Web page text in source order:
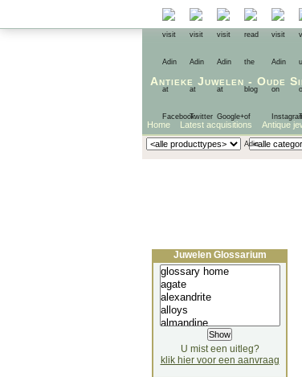
Antieke Juwelen - Oude
Home Latest acquisitions Antique
Juwelen Glossarium
U mist een uitleg?
klik hier voor een aanvraag